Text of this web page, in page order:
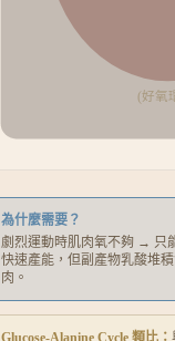
(好氧
為什麼需要？
劇烈運動時肌肉氧不夠 → 只
快速產能，但副產物乳酸堆
肉。